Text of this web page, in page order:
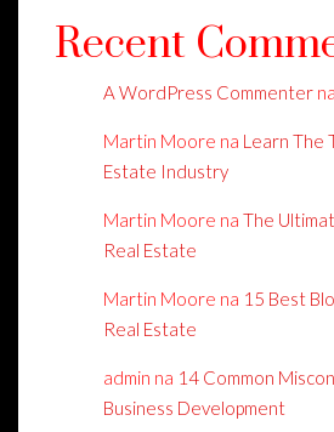
Recent
A WordPress Commenter na
Martin Moore na Learn The
Estate Industry
Martin Moore na The
Real Estate
Martin Moore na 15 Best
Real Estate
admin na 14 Common
Business Development